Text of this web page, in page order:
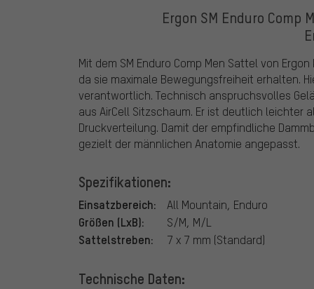
Ergon SM Enduro
Mit dem SM Enduro Comp Men Sattel von
da sie maximale Bewegungsfreiheit erhalten.
verantwortlich. Technisch anspruchsvolles
aus AirCell Sitzschaum. Er ist deutlich
Druckverteilung. Damit der empfindliche
gezielt der männlichen Anatomie angepasst.
Spezifikationen:
Einsatzbereich: All Mountain, Enduro
Größen (LxB): S/M, M/L
Sattelstreben: 7 x 7 mm (Standard)
Technische Daten: